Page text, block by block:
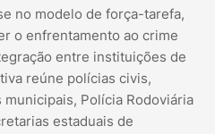
no modelo de força-tarefa,
o enfrentamento ao crime
entre instituições de
reúne polícias civis,
Polícia Rodoviária
estaduais de